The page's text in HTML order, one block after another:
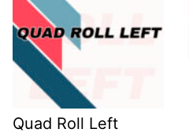
Quad Roll Left